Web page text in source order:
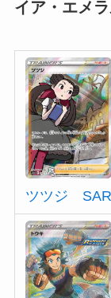
イア・エメラ
ツツジ SAR